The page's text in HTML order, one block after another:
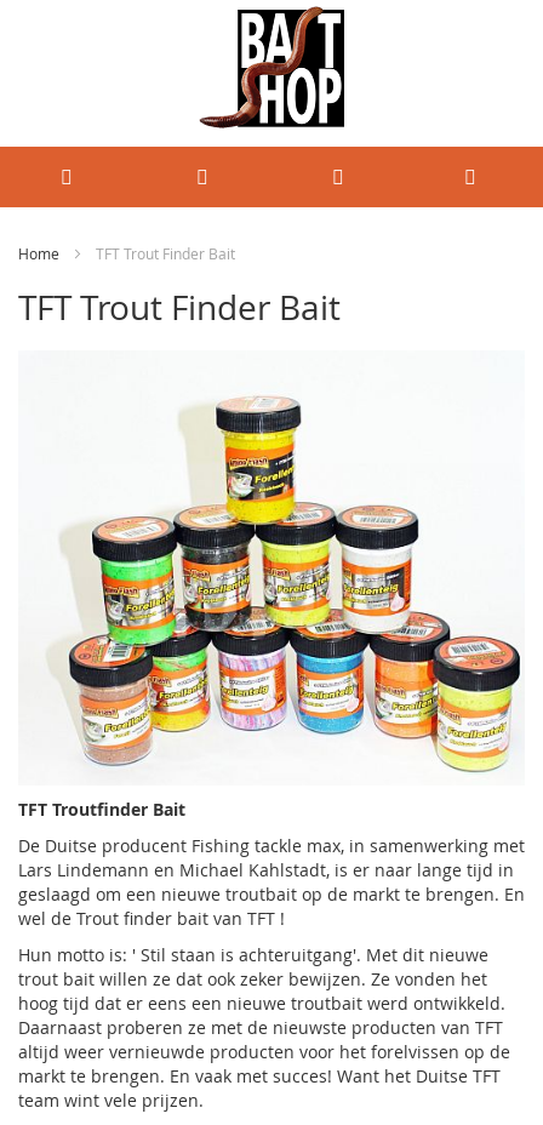
Home TFT Trout Finder Bait
TFT Trout Finder Bait
TFT Troutfinder Bait
De Duitse producent Fishing tackle max, in samenwerking met
Lars Lindemann en Michael Kahlstadt, is er naar lange tijd in
geslaagd om een nieuwe troutbait op de markt te brengen. En
wel de Trout finder bait van TFT !
Hun motto is: ' Stil staan is achteruitgang'. Met dit nieuwe
trout bait willen ze dat ook zeker bewijzen. Ze vonden het
hoog tijd dat er eens een nieuwe troutbait werd ontwikkeld.
Daarnaast proberen ze met de nieuwste producten van TFT
altijd weer vernieuwde producten voor het forelvissen op de
markt te brengen. En vaak met succes! Want het Duitse TFT
team wint vele prijzen.